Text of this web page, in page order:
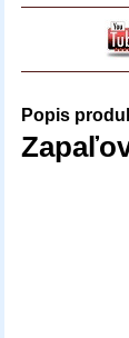
Popis